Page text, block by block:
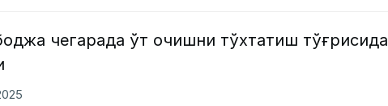
чегарада ўт очишни тўхтатиш тўғрисида